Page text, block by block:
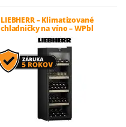
LIEBHERR – Klimatizované
chladničky na víno – WPbl
5001 GrandCru